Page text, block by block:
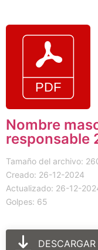
Nombre
responsable
Tamaño del archivo:
Creado: 26-12-2024
Actualizado: 26-12-
Golpes: 65
DESCARGAR